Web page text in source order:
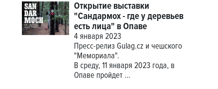
Открытие выставки
"Сандармох - где у деревьев
есть лица" в Опаве
4 января 2023
Пресс-релиз Gulag.cz и чешского
"Мемориала".
В среду, 11 января 2023 года, в
Опаве пройдет ...